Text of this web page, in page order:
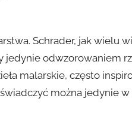
Schrader, jak wielu
jedynie odwzorowaniem
malarskie, często
można jedynie